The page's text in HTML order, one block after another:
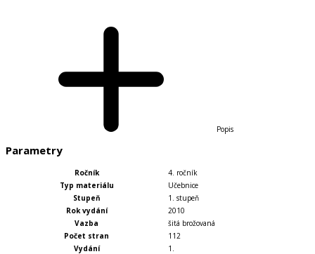
Popis
Parametry
Ročník
4. ročník
Typ materiálu
Učebnice
Stupeň
1. stupeň
Rok vydání
2010
Vazba
šitá brožovaná
Počet stran
112
Vydání
1.